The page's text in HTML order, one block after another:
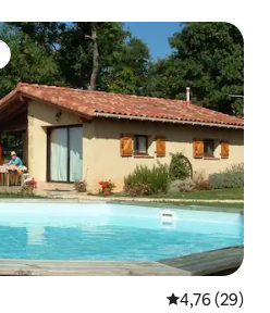
Note
4,76 (29)